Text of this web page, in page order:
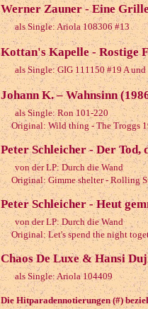
Werner Zauner - Eine
als Single: Ariola 108306 #13
Kottan's Kapelle - Rostige
als Single: GIG 111150 #19 A
Johann K. – Wahnsinn
als Single: Ron 101-220
Original: Wild thing - The Troggs
Peter Schleicher - Der Tod,
von der LP: Durch die Wand
Original: Gimme shelter - Rolling
Peter Schleicher - Heut
von der LP: Durch die Wand
Original: Let's spend the night
Chaos De Luxe & Hansi
als Single: Ariola 104409
Die Hitparadennotierungen (#)